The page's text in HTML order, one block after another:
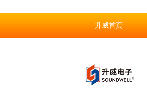
升威首页